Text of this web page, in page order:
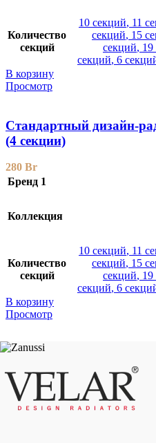
Количество
секций
10 секций, 11
секций, 15
секций, 19
секций, 6
В корзину
Просмотр
Стандартный дизайн-
(4 секции)
280 Br
Бренд 1
Коллекция
Количество
секций
10 секций, 11
секций, 15
секций, 19
секций, 6
В корзину
Просмотр